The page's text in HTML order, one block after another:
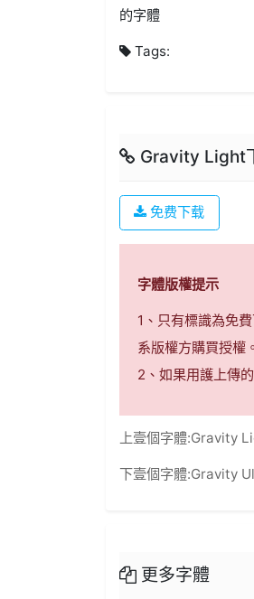
的字體
Tags:
Gravity Light
免费下载
字體版權提示
1、只有標識為免
系版權方購買授權。
2、如果用護上傳
上壹個字體:Gravity
下壹個字體:Gravity
更多字體